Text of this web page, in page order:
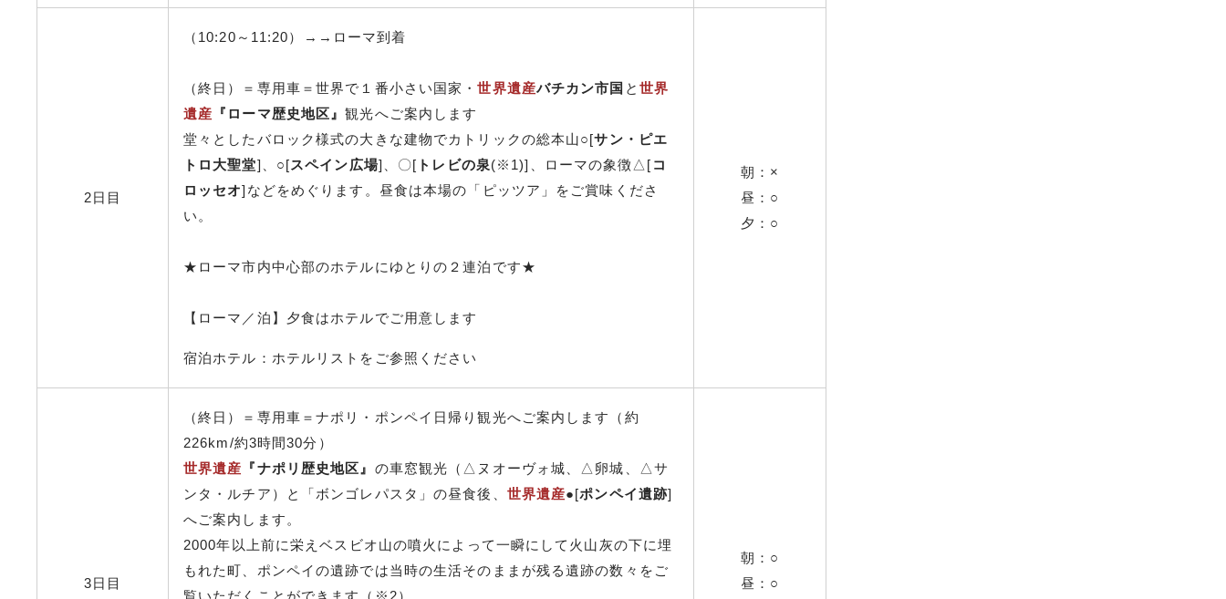
2日目
（10:20～11:20）→→ローマ到着
（終日）＝専用車＝世界で１番小さい国家・世界遺産バチカン市国 と 世界
遺産 『ローマ歴史地区』観光へご案内します
堂々としたバロック様式の大きな建物でカトリックの総本山○[サン・ピエ
トロ大聖堂]、○[スペイン広場]、〇[ トレビの泉(※1)]、ローマの象徴△[ コ
ロッセオ]などをめぐります。昼食は本場の「ピッツア」をご賞味くださ
い。
★ローマ市内中心部のホテルにゆとりの２連泊です★
【ローマ／泊】夕食はホテルでご用意します
宿泊ホテル：ホテルリストをご参照ください
朝：×
昼：○
夕：○
3日目
（終日）＝専用車＝ナポリ・ポンペイ日帰り観光へご案内します（約
226km/約3時間30分）
世界遺産 『ナポリ歴史地区』 の車窓観光（△ヌオーヴォ城、△卵城、△サ
ンタ・ルチア）と「ボンゴレパスタ」の昼食後、 世界遺産●[ポンペイ遺跡]
へご案内します。
2000年以上前に栄えベスビオ山の噴火によって一瞬にして火山灰の下に埋
もれた町、ポンペイの遺跡では当時の生活そのままが残る遺跡の数々をご
覧いただくことができます（※2）
朝：○
昼：○